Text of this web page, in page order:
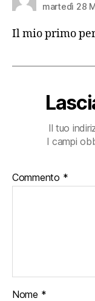
martedì 28
Il mio primo
Il tuo
I campi
Commento *
Nome *